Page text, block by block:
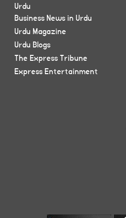
Urdu
Business News in Urdu
Urdu Magazine
Urdu Blogs
The Express Tribune
Express Entertainment